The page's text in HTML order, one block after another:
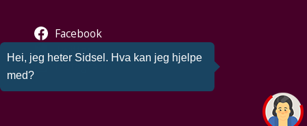
Facebook
Twitter
Instagram
Hei, jeg heter Sidsel. Hva kan jeg hjelpe
med?